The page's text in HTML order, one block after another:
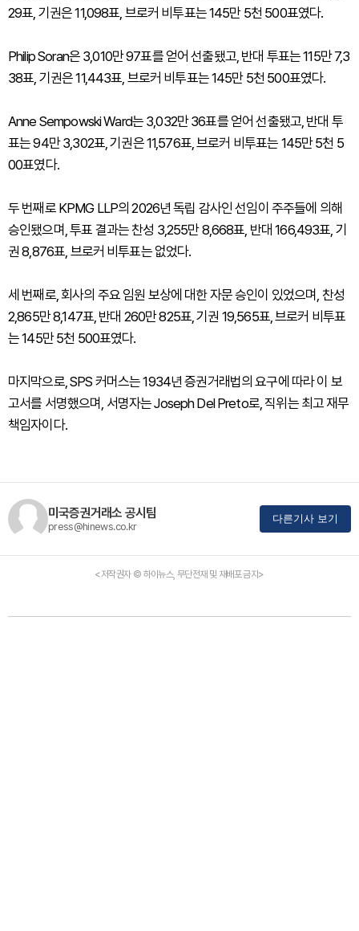
29표, 기권은 11,098표, 브로커 비투표는 145만 5천 500표였다.
Philip Soran은 3,010만 97표를 얻어 선출됐고, 반대 투표는 115만 7,3
38표, 기권은 11,443표, 브로커 비투표는 145만 5천 500표였다.
Anne Sempowski Ward는 3,032만 36표를 얻어 선출됐고, 반대 투
표는 94만 3,302표, 기권은 11,576표, 브로커 비투표는 145만 5천 5
00표였다.
두 번째로 KPMG LLP의 2026년 독립 감사인 선임이 주주들에 의해
승인됐으며, 투표 결과는 찬성 3,255만 8,668표, 반대 166,493표, 기
권 8,876표, 브로커 비투표는 없었다.
세 번째로, 회사의 주요 임원 보상에 대한 자문 승인이 있었으며, 찬성
2,865만 8,147표, 반대 260만 825표, 기권 19,565표, 브로커 비투표
는 145만 5천 500표였다.
마지막으로, SPS 커머스는 1934년 증권거래법의 요구에 따라 이 보
고서를 서명했으며, 서명자는 Joseph Del Preto로, 직위는 최고 재무
책임자이다.
미국증권거래소 공시팀
press@hinews.co.kr
다른기사 보기
<저작권자 © 하이뉴스, 무단전재 및 재배포 금지>